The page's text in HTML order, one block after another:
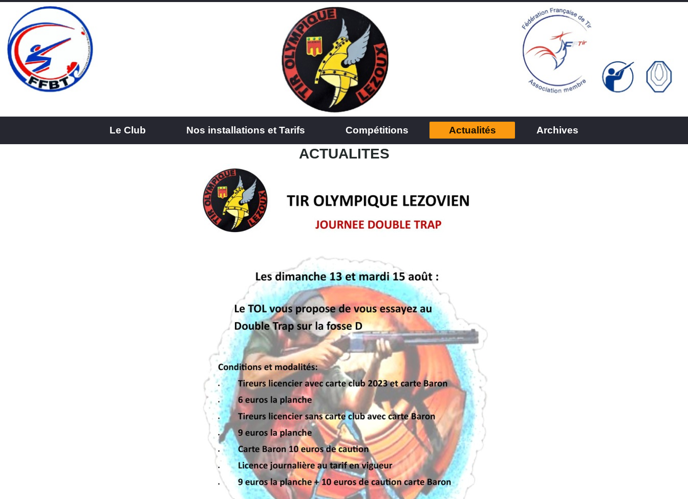
Le Club Nos installations et Tarifs Compétitions Actualités Archives
ACTUALITES